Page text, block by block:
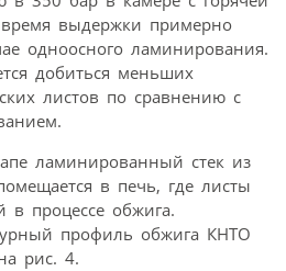
выдержки примерно
одноосного ламинирования.
добиться меньших
листов по сравнению с
ламинированный стек из
в печь, где листы
в процессе обжига.
профиль обжига КНТО
рис. 4.